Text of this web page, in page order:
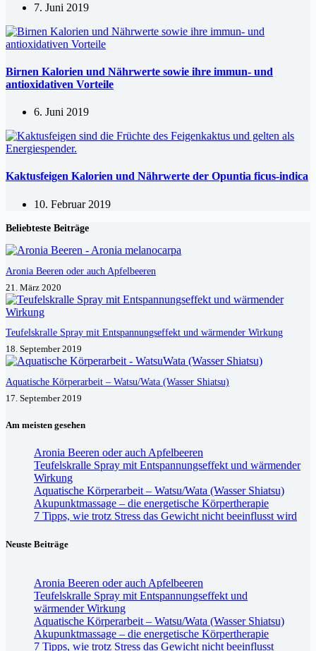
7. Juni 2019
Birnen Kalorien und Nährwerte sowie ihre immun- und
antioxidativen Vorteile
6. Juni 2019
Kaktusfeigen Kalorien und Nährwerte der Opuntia ficus-indica
10. Februar 2019
Beliebteste Beiträge
Aronia Beeren oder auch Apfelbeeren
21. März 2020
Teufelskralle Spray mit Entspannungseffekt und wärmender Wirkung
18. September 2019
Aquatische Körperarbeit – Watsu/Wata (Wasser Shiatsu)
17. September 2019
Am meisten gesehen
Aronia Beeren oder auch Apfelbeeren
Teufelskralle Spray mit Entspannungseffekt und wärmender
Wirkung
Aquatische Körperarbeit – Watsu/Wata (Wasser Shiatsu)
Akupunktmassage – die energetische Körpertherapie
7 Tipps, wie trotz Stress das Gewicht nicht beeinflusst wird
Neuste Beiträge
Aronia Beeren oder auch Apfelbeeren
Teufelskralle Spray mit Entspannungseffekt und
wärmender Wirkung
Aquatische Körperarbeit – Watsu/Wata (Wasser Shiatsu)
Akupunktmassage – die energetische Körpertherapie
7 Tipps, wie trotz Stress das Gewicht nicht beeinflusst